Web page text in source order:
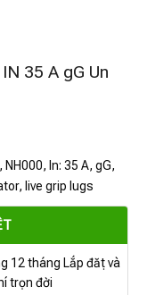
35 A gG Un
In: 35 A, gG,
live grip lugs
12 tháng Lắp đặt và
trọn đời